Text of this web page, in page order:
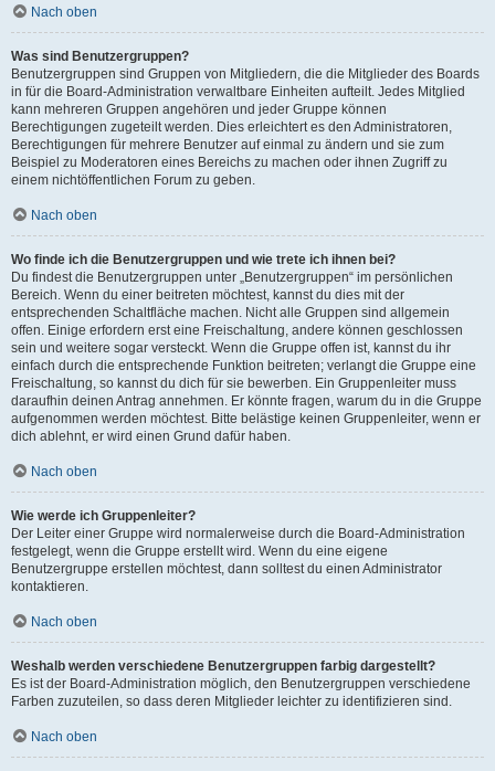
Nach oben
Was sind Benutzergruppen?
Benutzergruppen sind Gruppen von Mitgliedern, die die Mitglieder des Boards
in für die Board-Administration verwaltbare Einheiten aufteilt. Jedes Mitglied
kann mehreren Gruppen angehören und jeder Gruppe können
Berechtigungen zugeteilt werden. Dies erleichtert es den Administratoren,
Berechtigungen für mehrere Benutzer auf einmal zu ändern und sie zum
Beispiel zu Moderatoren eines Bereichs zu machen oder ihnen Zugriff zu
einem nichtöffentlichen Forum zu geben.
Nach oben
Wo finde ich die Benutzergruppen und wie trete ich ihnen bei?
Du findest die Benutzergruppen unter „Benutzergruppen“ im persönlichen
Bereich. Wenn du einer beitreten möchtest, kannst du dies mit der
entsprechenden Schaltfläche machen. Nicht alle Gruppen sind allgemein
offen. Einige erfordern erst eine Freischaltung, andere können geschlossen
sein und weitere sogar versteckt. Wenn die Gruppe offen ist, kannst du ihr
einfach durch die entsprechende Funktion beitreten; verlangt die Gruppe eine
Freischaltung, so kannst du dich für sie bewerben. Ein Gruppenleiter muss
daraufhin deinen Antrag annehmen. Er könnte fragen, warum du in die Gruppe
aufgenommen werden möchtest. Bitte belästige keinen Gruppenleiter, wenn er
dich ablehnt, er wird einen Grund dafür haben.
Nach oben
Wie werde ich Gruppenleiter?
Der Leiter einer Gruppe wird normalerweise durch die Board-Administration
festgelegt, wenn die Gruppe erstellt wird. Wenn du eine eigene
Benutzergruppe erstellen möchtest, dann solltest du einen Administrator
kontaktieren.
Nach oben
Weshalb werden verschiedene Benutzergruppen farbig dargestellt?
Es ist der Board-Administration möglich, den Benutzergruppen verschiedene
Farben zuzuteilen, so dass deren Mitglieder leichter zu identifizieren sind.
Nach oben